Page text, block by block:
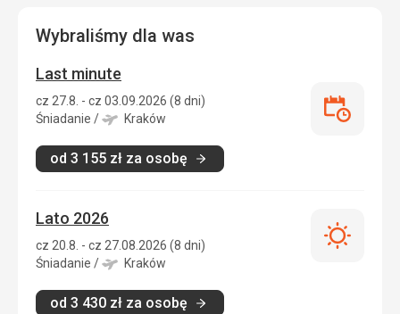
Wybraliśmy dla was
Last minute
cz 27.8. - cz 03.09.2026 (8 dni)
Śniadanie / Kraków
od 3 155 zł za osobę
Last
Lato 2026
cz 20.8. - cz 27.08.2026 (8 dni)
Śniadanie / Kraków
od 3 430 zł za osobę
Lato